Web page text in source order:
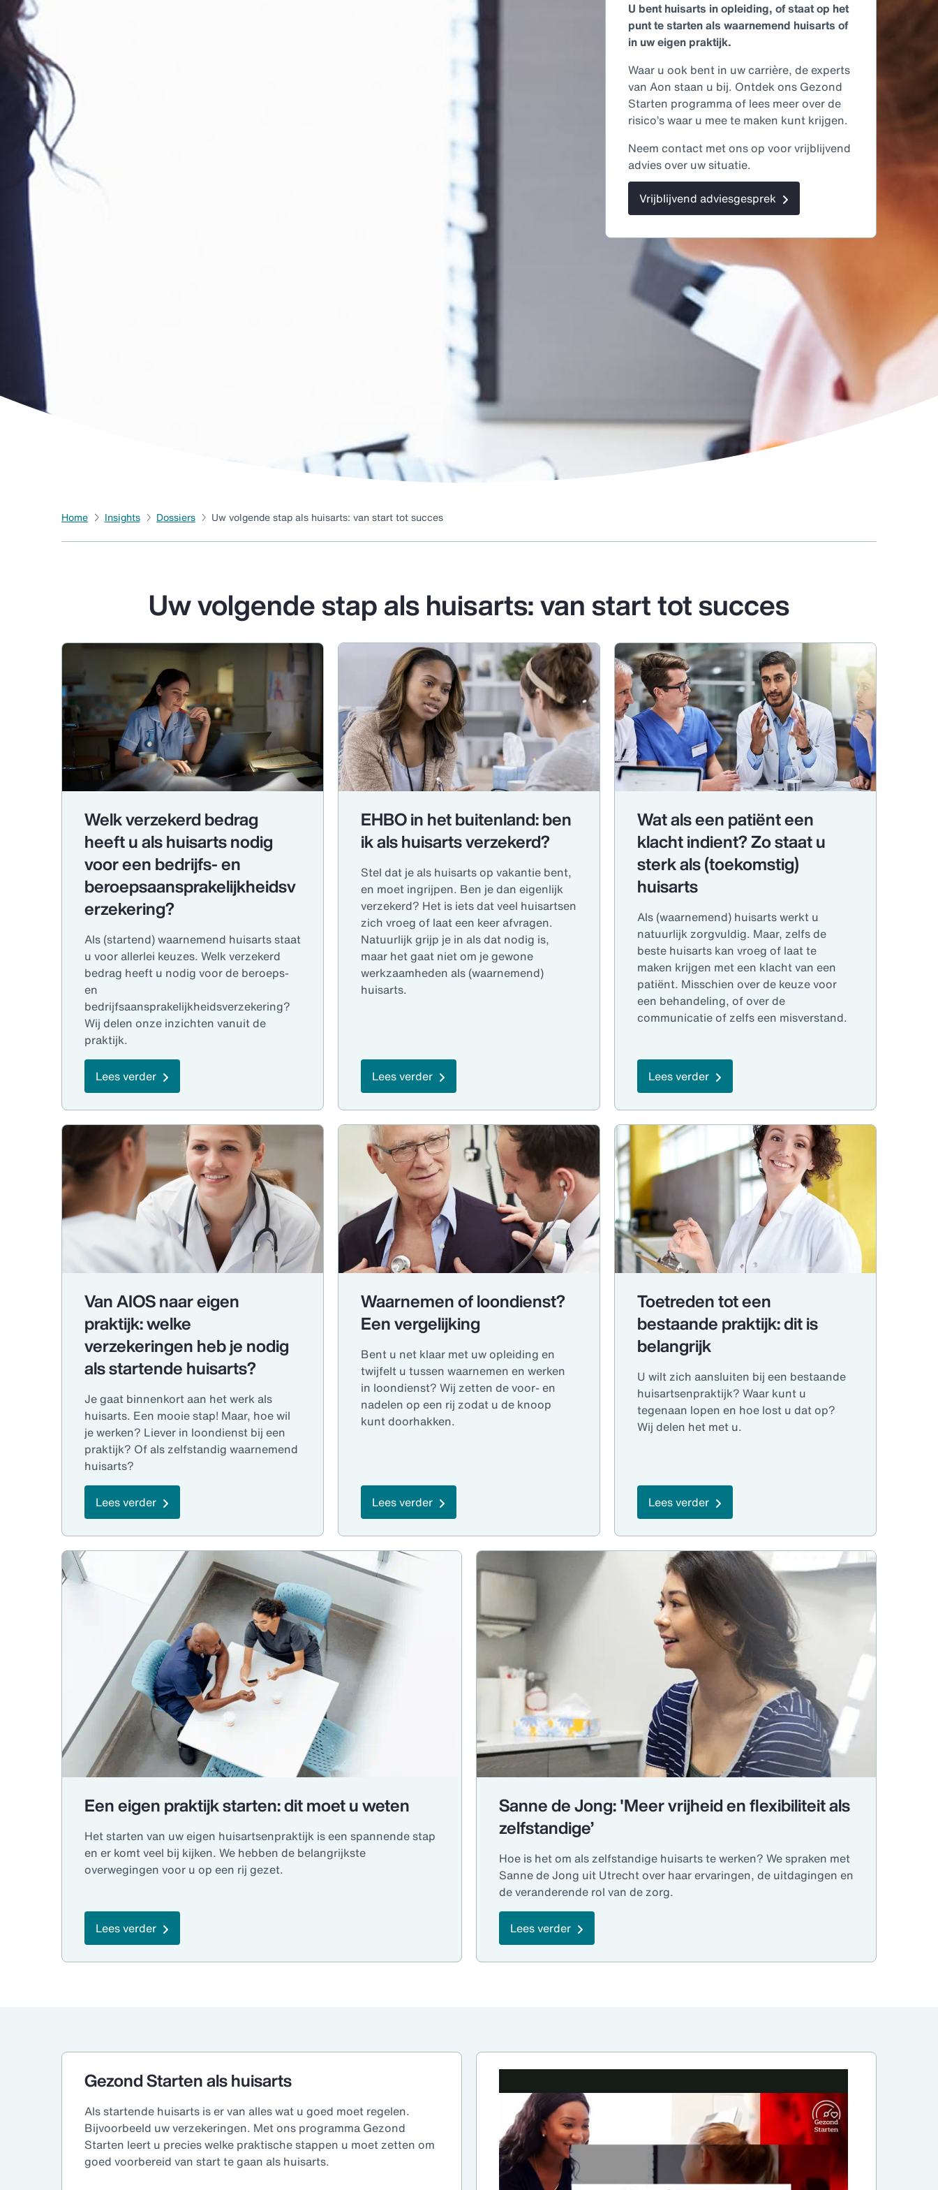
U bent huisarts in opleiding, of staat op het
punt te starten als waarnemend huisarts of
in uw eigen praktijk.
Waar u ook bent in uw carrière, de experts
van Aon staan u bij. Ontdek ons Gezond
Starten programma of lees meer over de
risico’s waar u mee te maken kunt krijgen.
Neem contact met ons op voor vrijblijvend
advies over uw situatie.
Vrijblijvend adviesgesprek
Home Insights Dossiers Uw volgende stap als huisarts: van start tot succes
Uw volgende stap als huisarts: van start tot succes
Welk verzekerd bedrag
heeft u als huisarts nodig
voor een bedrijfs- en
beroepsaansprakelijkheidsv
erzekering?
Als (startend) waarnemend huisarts staat
u voor allerlei keuzes. Welk verzekerd
bedrag heeft u nodig voor de beroeps-
en
bedrijfsaansprakelijkheidsverzekering?
Wij delen onze inzichten vanuit de
praktijk.
Lees verder
EHBO in het buitenland: ben
ik als huisarts verzekerd?
Stel dat je als huisarts op vakantie bent,
en moet ingrijpen. Ben je dan eigenlijk
verzekerd? Het is iets dat veel huisartsen
zich vroeg of laat een keer afvragen.
Natuurlijk grijp je in als dat nodig is,
maar het gaat niet om je gewone
werkzaamheden als (waarnemend)
huisarts.
Lees verder
Wat als een patiënt een
klacht indient? Zo staat u
sterk als (toekomstig)
huisarts
Als (waarnemend) huisarts werkt u
natuurlijk zorgvuldig. Maar, zelfs de
beste huisarts kan vroeg of laat te
maken krijgen met een klacht van een
patiënt. Misschien over de keuze voor
een behandeling, of over de
communicatie of zelfs een misverstand.
Lees verder
Van AIOS naar eigen
praktijk: welke
verzekeringen heb je nodig
als startende huisarts?
Je gaat binnenkort aan het werk als
huisarts. Een mooie stap! Maar, hoe wil
je werken? Liever in loondienst bij een
praktijk? Of als zelfstandig waarnemend
huisarts?
Lees verder
Waarnemen of loondienst?
Een vergelijking
Bent u net klaar met uw opleiding en
twijfelt u tussen waarnemen en werken
in loondienst? Wij zetten de voor- en
nadelen op een rij zodat u de knoop
kunt doorhakken.
Lees verder
Toetreden tot een
bestaande praktijk: dit is
belangrijk
U wilt zich aansluiten bij een bestaande
huisartsenpraktijk? Waar kunt u
tegenaan lopen en hoe lost u dat op?
Wij delen het met u.
Lees verder
Een eigen praktijk starten: dit moet u weten
Het starten van uw eigen huisartsenpraktijk is een spannende stap
en er komt veel bij kijken. We hebben de belangrijkste
overwegingen voor u op een rij gezet.
Lees verder
Sanne de Jong: 'Meer vrijheid en flexibiliteit als
zelfstandige’
Hoe is het om als zelfstandige huisarts te werken? We spraken met
Sanne de Jong uit Utrecht over haar ervaringen, de uitdagingen en
de veranderende rol van de zorg.
Lees verder
Gezond Starten als huisarts
Als startende huisarts is er van alles wat u goed moet regelen.
Bijvoorbeeld uw verzekeringen. Met ons programma Gezond
Starten leert u precies welke praktische stappen u moet zetten om
goed voorbereid van start te gaan als huisarts.